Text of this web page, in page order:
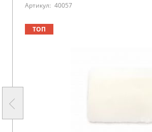
Артикул: 40057
ТОП